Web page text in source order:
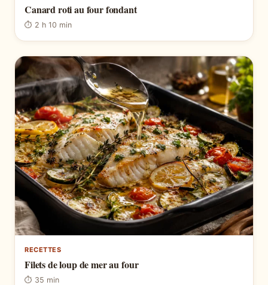
Canard roti au four fondant
⏱ 2 h 10 min
RECETTES
Filets de loup de mer au four
⏱ 35 min